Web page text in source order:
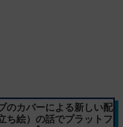
のカバーによる新しい配
ち絵）の話でプラットフ